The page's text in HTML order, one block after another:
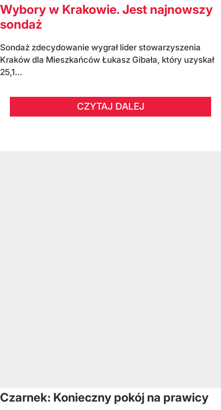
Wybory w Krakowie. Jest najnowszy
sondaż
Sondaż zdecydowanie wygrał lider stowarzyszenia
Kraków dla Mieszkańców Łukasz Gibała, który uzyskał
25,1...
CZYTAJ DALEJ
Czarnek: Konieczny pokój na prawicy